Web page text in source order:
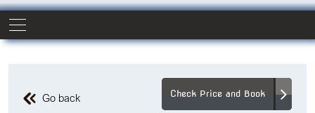
Go back Check Price and Book